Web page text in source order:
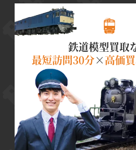
鉄道模型買取
最短訪問30分×高価